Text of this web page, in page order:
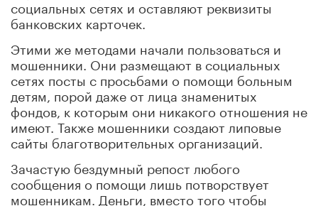
социальных сетях и оставляют реквизиты
банковских карточек.
Этими же методами начали пользоваться и
мошенники. Они размещают в социальных
сетях посты с просьбами о помощи больным
детям, порой даже от лица знаменитых
фондов, к которым они никакого отношения не
имеют. Также мошенники создают липовые
сайты благотворительных организаций.
Зачастую бездумный репост любого
сообщения о помощи лишь потворствует
мошенникам. Деньги, вместо того чтобы